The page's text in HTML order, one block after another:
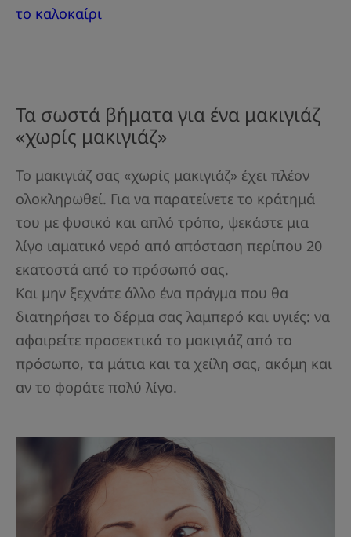
το καλοκαίρι
Τα σωστά βήματα για ένα μακιγιάζ
«χωρίς μακιγιάζ»
Το μακιγιάζ σας «χωρίς μακιγιάζ» έχει πλέον
ολοκληρωθεί. Για να παρατείνετε το κράτημά
του με φυσικό και απλό τρόπο, ψεκάστε μια
λίγο ιαματικό νερό από απόσταση περίπου 20
εκατοστά από το πρόσωπό σας.
Και μην ξεχνάτε άλλο ένα πράγμα που θα
διατηρήσει το δέρμα σας λαμπερό και υγιές: να
αφαιρείτε προσεκτικά το μακιγιάζ από το
πρόσωπο, τα μάτια και τα χείλη σας, ακόμη και
αν το φοράτε πολύ λίγο.